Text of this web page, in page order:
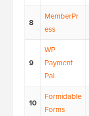
8
MemberPr
ess
9
WP
Payment
Pal
10
Formidable
Forms